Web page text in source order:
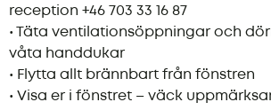
reception +46 703 33 16 87
• Täta ventilationsöppningar och
våta handdukar
• Flytta allt brännbart från fönstren
• Visa er i fönstret – väck